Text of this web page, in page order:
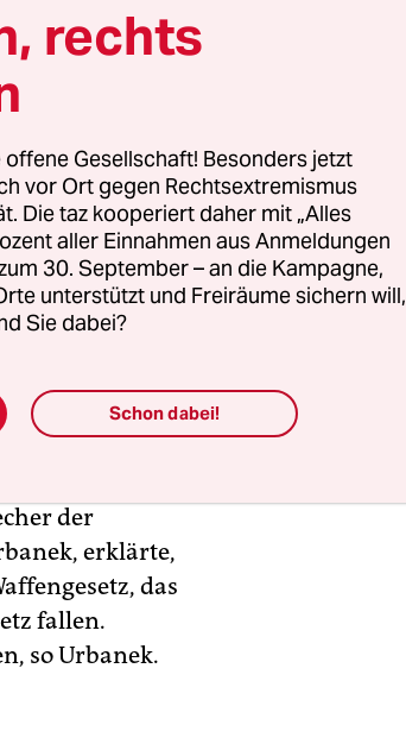
in
sie ein Schild
eine
das Schild. Der
ist Unternehmer
Fraktion an. Bei
der
erklärte,
das
fallen.
so Urbanek.
rechts
Gesellschaft! Besonders jetzt
vor Ort gegen Rechtsextremismus
Die taz kooperiert daher mit „Alles
aller Einnahmen aus Anmeldungen
30. September – an die Kampagne,
unterstützt und Freiräume sichern will,
Sie dabei?
Schon dabei!